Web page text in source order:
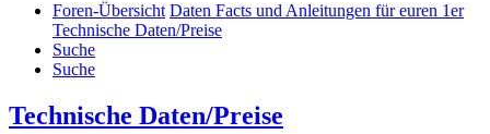
Foren-Übersicht Daten Facts und Anleitungen für euren 1er
Technische Daten/Preise
Suche
Suche
Technische Daten/Preise